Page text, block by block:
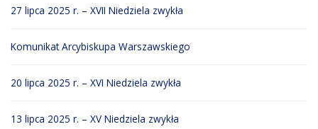
27 lipca 2025 r. – XVII Niedziela zwykła
Komunikat Arcybiskupa Warszawskiego
20 lipca 2025 r. – XVI Niedziela zwykła
13 lipca 2025 r. – XV Niedziela zwykła